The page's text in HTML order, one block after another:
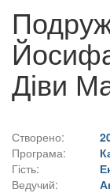
Діви
Створено:
Програма:
Гість:
Ведучий: